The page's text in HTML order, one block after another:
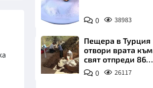
Снимка:
Пиксабей
0 38983
Пещера в Турция
отвори врата към
свят отпреди 86
000 години
0 26117